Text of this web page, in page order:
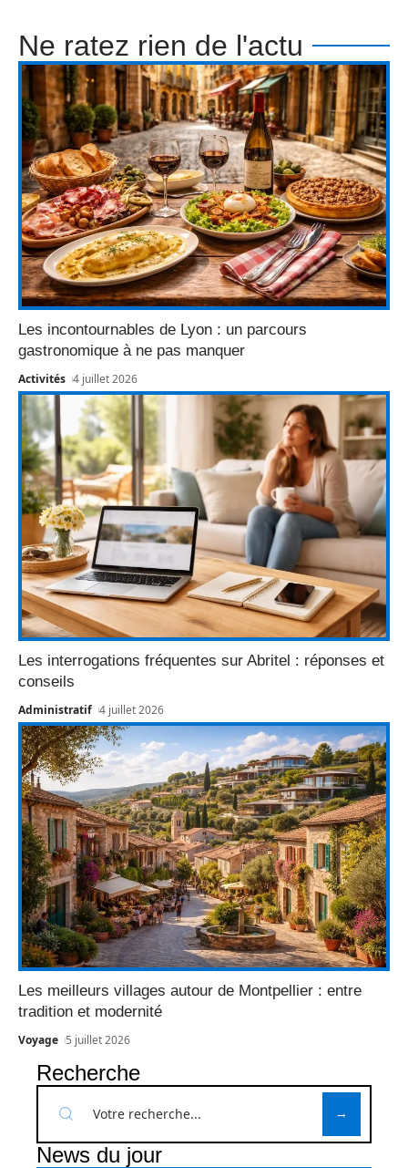
Ne ratez rien de l'actu
Les incontournables de Lyon : un parcours
gastronomique à ne pas manquer
Activités 4 juillet 2026
Les interrogations fréquentes sur Abritel : réponses et
conseils
Administratif 4 juillet 2026
Les meilleurs villages autour de Montpellier : entre
tradition et modernité
Voyage 5 juillet 2026
Recherche
News du jour